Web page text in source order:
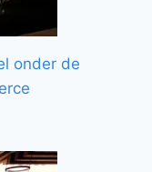
onder de